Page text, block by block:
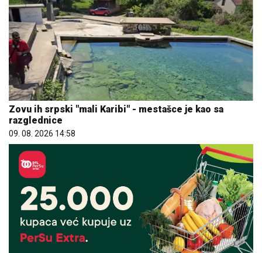
Zovu ih srpski "mali Karibi" - mestašce je kao sa
razglednice
09. 08. 2026 14:58